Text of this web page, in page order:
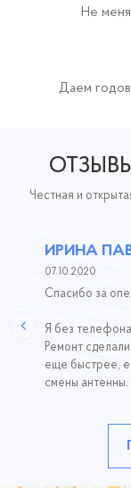
Не
Даем
Честная и
ИРИНА
07.10.2020
Спасибо за
Я без телефона
Ремонт
еще быстрее,
смены антенны.